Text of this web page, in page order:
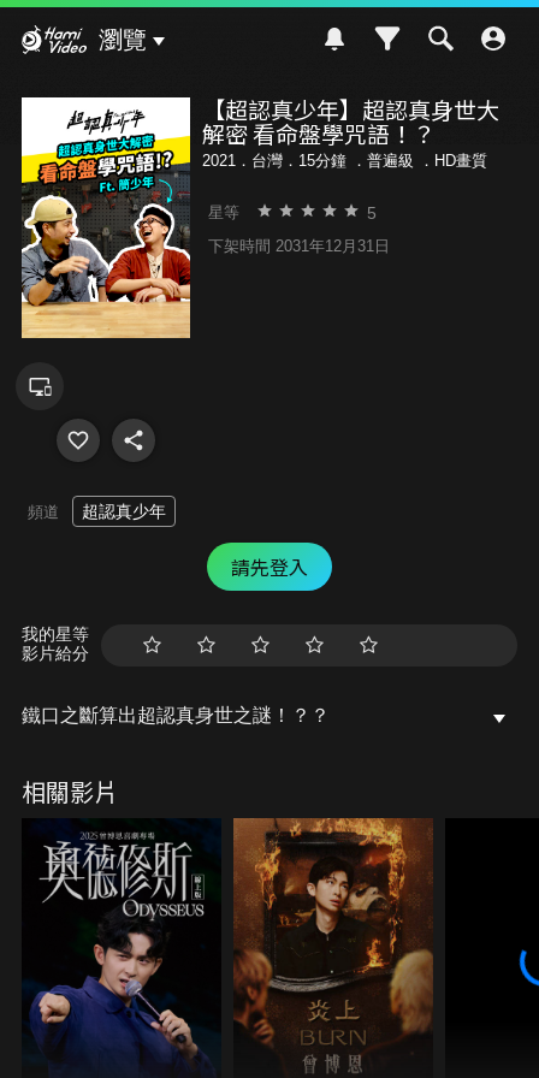
瀏覽
【超認真少年】超認真身世大
解密 看命盤學咒語！？
2021．台灣．15分鐘 ． 普遍級 ．HD畫質
星等 5
下架時間 2031年12月31日
頻道 超認真少年
請先登入
我的星等
影片給分
鐵口之斷算出超認真身世之謎！？？
相關影片